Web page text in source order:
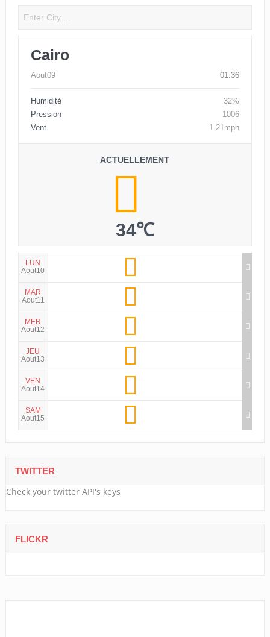
Cairo
Aout09 01:36
Humidité
32%
Pression
1006
Vent
1.21mph
ACTUELLEMENT
34℃
LUN
Aout10
MAR
Aout11
MER
Aout12
JEU
Aout13
VEN
Aout14
SAM
Aout15
TWITTER
Check your twitter API's keys
FLICKR